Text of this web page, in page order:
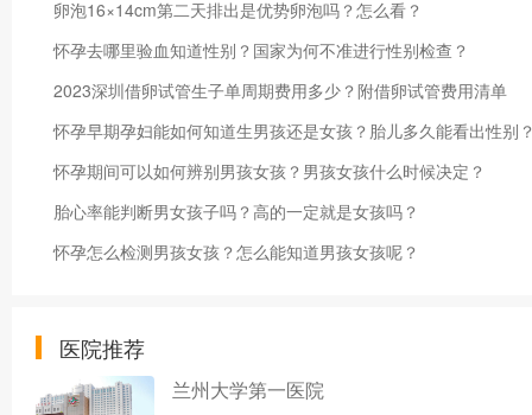
卵泡16×14cm第二天排出是优势卵泡吗？怎么看？
怀孕去哪里验血知道性别？国家为何不准进行性别检查？
2023深圳借卵试管生子单周期费用多少？附借卵试管费用清单
怀孕早期孕妇能如何知道生男孩还是女孩？胎儿多久能看出性别
怀孕期间可以如何辨别男孩女孩？男孩女孩什么时候决定？
胎心率能判断男女孩子吗？高的一定就是女孩吗？
怀孕怎么检测男孩女孩？怎么能知道男孩女孩呢？
医院推荐
兰州大学第一医院